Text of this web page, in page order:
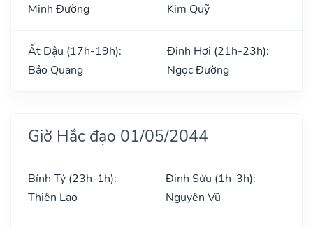
Minh Đường
Kim Quỹ
Ất Dậu (17h-19h):
Bảo Quang
Đinh Hợi (21h-23h):
Ngọc Đường
Giờ Hắc đạo 01/05/2044
Bính Tý (23h-1h):
Thiên Lao
Đinh Sửu (1h-3h):
Nguyên Vũ